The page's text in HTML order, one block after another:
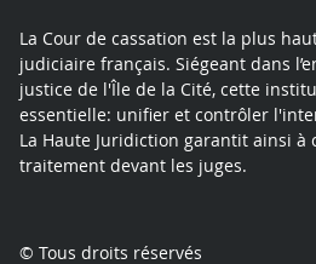
La Cour de cassation est la plus
judiciaire français. Siégeant dans
justice de l'Île de la Cité, cette
essentielle: unifier et contrôler
La Haute Juridiction garantit ainsi à
traitement devant les juges.
© Tous droits réservés